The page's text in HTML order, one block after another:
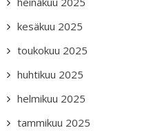
kesäkuu 2025
toukokuu 2025
huhtikuu 2025
helmikuu 2025
tammikuu 2025